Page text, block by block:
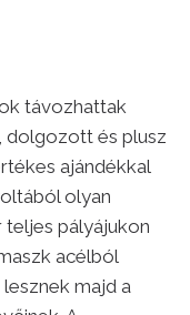
távozhattak
dolgozott és plusz
ajándékkal
olyan
pályájukon
acélból
majd a